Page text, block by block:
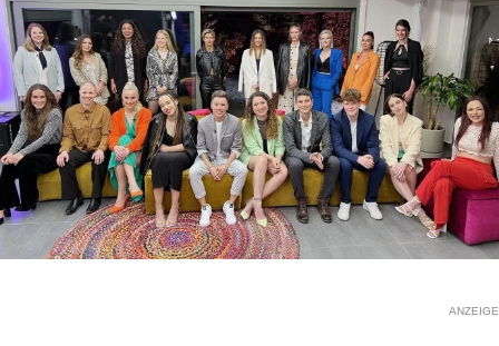
ANZEIGE